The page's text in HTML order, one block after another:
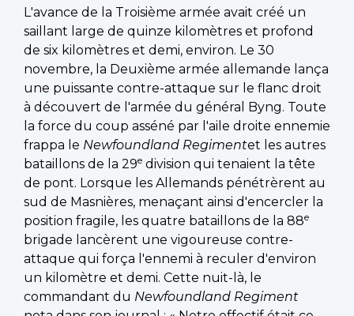
L'avance de la Troisième armée avait créé un
saillant large de quinze kilomètres et profond
de six kilomètres et demi, environ. Le 30
novembre, la Deuxième armée allemande lança
une puissante contre-attaque sur le flanc droit
à découvert de l'armée du général Byng. Toute
la force du coup asséné par l'aile droite ennemie
frappa le Newfoundland Regimentet les autres
bataillons de la 29e division qui tenaient la tête
de pont. Lorsque les Allemands pénétrèrent au
sud de Masnières, menaçant ainsi d'encercler la
position fragile, les quatre bataillons de la 88e
brigade lancèrent une vigoureuse contre-
attaque qui força l'ennemi à reculer d'environ
un kilomètre et demi. Cette nuit-là, le
commandant du Newfoundland Regiment